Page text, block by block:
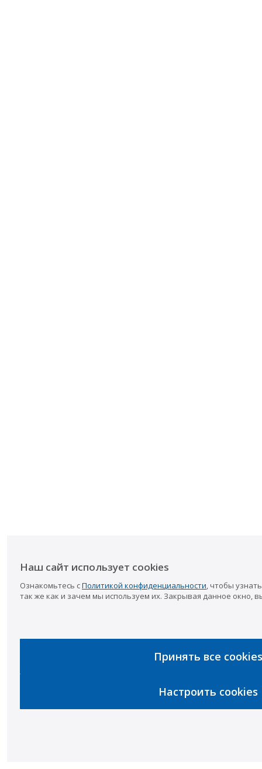
Наш сайт использует cookies
Ознакомьтесь сПолитикой конфиденциальности, чтобы
так же как и зачем мы используем их. Закрывая данное окно,
Принять все cookies
Настроить cookies